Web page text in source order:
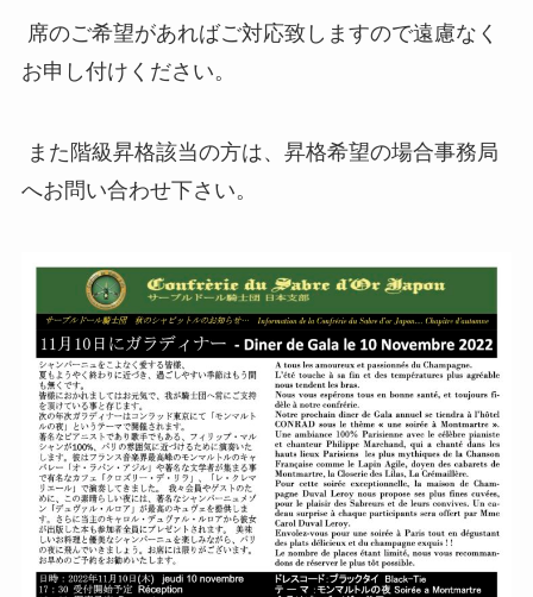
席のご希望があればご対応致しますので遠慮なく
お申し付けください。
また階級昇格該当の方は、昇格希望の場合事務局
へお問い合わせ下さい。